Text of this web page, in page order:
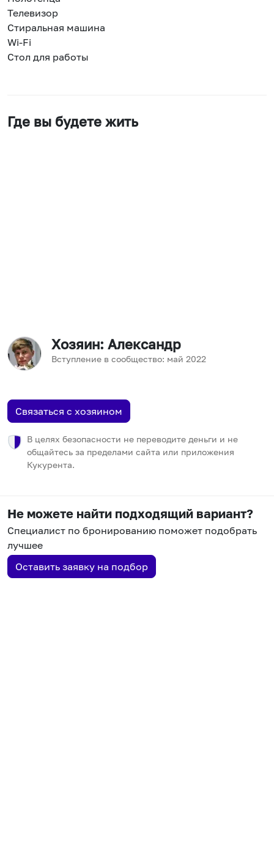
Телевизор
Стиральная машина
Wi-Fi
Стол для работы
Где вы будете жить
Хозяин: Александр
Вступление в сообщество: май 2022
Связаться с хозяином
В целях безопасности не переводите деньги и не
общайтесь за пределами сайта или приложения
Кукурента.
Не можете найти подходящий вариант?
Специалист по бронированию поможет подобрать
лучшее
Оставить заявку на подбор